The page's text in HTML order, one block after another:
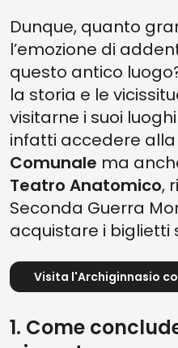
Dunque, quanto
l’emozione di
questo antico
la storia e le
visitarne i suoi
infatti accedere alla
Comunale ma
Teatro Anatomico,
Seconda Guerra
acquistare i biglietti
Visita l'Archiginnasio
1. Come